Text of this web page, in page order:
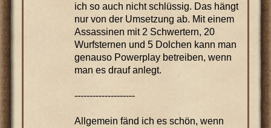
ich so auch nicht schlüssig. Das hängt
nur von der Umsetzung ab. Mit einem
Assassinen mit 2 Schwertern, 20
Wurfsternen und 5 Dolchen kann man
genauso Powerplay betreiben, wenn
man es drauf anlegt.
--------------------
Allgemein fänd ich es schön, wenn